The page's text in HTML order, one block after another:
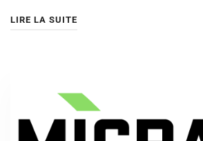
LIRE LA SUITE